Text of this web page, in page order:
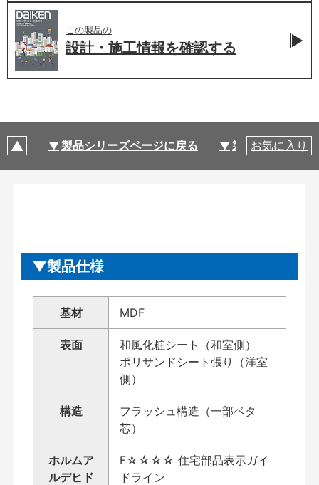
この製品の
設計・施工情報を確認する
製品シリーズページに戻る 製品仕様
お気に入り
製品仕様
基材 MDF
表面
和風化粧シート（和室側）
ポリサンドシート張り（洋室
側）
構造
フラッシュ構造（一部ベタ
芯）
ホルムア
ルデヒド
F☆☆☆☆ 住宅部品表示ガイ
ドライン